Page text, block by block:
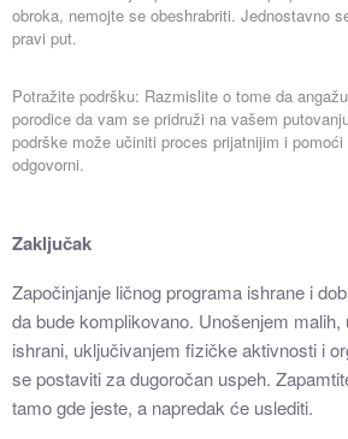
obroka, nemojte se obeshrabriti. Jednostavno
pravi put.
Potražite podršku: Razmislite o tome da
porodice da vam se pridruži na vašem
podrške može učiniti proces prijatnijim i
odgovorni.
Zaključak
Započinjanje ličnog programa ishrane i
da bude komplikovano. Unošenjem
ishrani, uključivanjem fizičke aktivnosti i
se postaviti za dugoročan uspeh.
tamo gde jeste, a napredak će uslediti.